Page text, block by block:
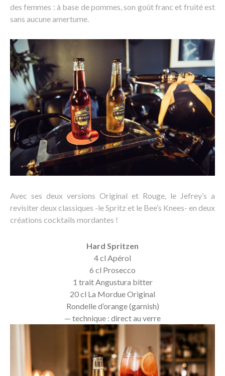
des femmes : à base de pommes, son goût franc et fruité est
sans aucune amertume.
Avec ses deux versions Original et Rouge, le Jefrey’s a
revisiter deux classiques -le Spritz et le Bee’s Knees- en deux
créations cocktails mordantes !
Hard Spritzen
4 cl Apérol
6 cl Prosecco
1 trait Angustura bitter
20 cl La Mordue Original
Rondelle d’orange (garnish)
— technique : direct au verre